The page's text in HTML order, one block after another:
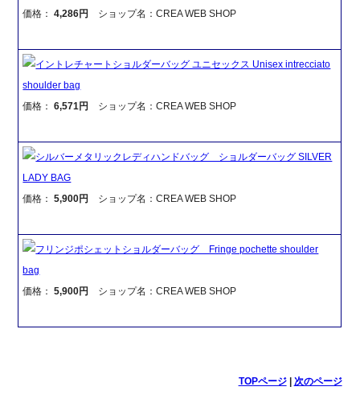
価格：4,286円 ショップ名：CREA WEB SHOP
イントレチャートショルダーバッグ ユニセックス Unisex intrecciato
shoulder bag
価格：6,571円 ショップ名：CREA WEB SHOP
シルバーメタリックレディハンドバッグ ショルダーバッグ SILVER
LADY BAG
価格：5,900円 ショップ名：CREA WEB SHOP
フリンジポシェットショルダーバッグ Fringe pochette shoulder
bag
価格：5,900円 ショップ名：CREA WEB SHOP
TOPページ| 次のページ